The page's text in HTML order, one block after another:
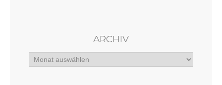
ARCHIV